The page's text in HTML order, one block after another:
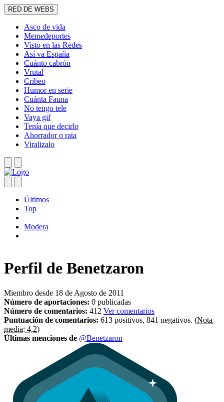
RED DE WEBS
Asco de vida
Memedeportes
Visto en las Redes
Así va España
Cuánto cabrón
Vrutal
Cribeo
Humor en serie
Cuánta Fauna
No tengo tele
Vaya gif
Tenía que decirlo
Ahorrador o rata
Viralizalo
Últimos
Top
Modera
Perfil de Benetzaron
Miembro desde 18 de Agosto de 2011
Número de aportaciones: 0 publicadas
Número de comentarios: 412 Ver comentarios
Puntuación de comentarios: 613 positivos, 841 negativos. (Nota
media: 4,2)
Últimas menciones de @Benetzaron